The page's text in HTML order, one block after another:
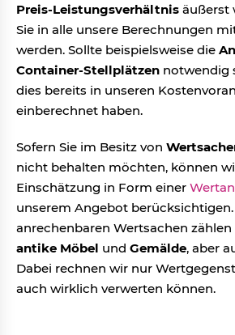
Preis-Leistungsverhältnis äußerst
Sie in alle unsere Berechnungen
werden. Sollte beispielsweise die
Container-Stellplätzen notwendig
dies bereits in unseren
einberechnet haben.
Sofern Sie im Besitz von
nicht behalten möchten, können
Einschätzung in Form einer
unserem Angebot
anrechenbaren Wertsachen
antike Möbel und Gemälde, aber
Dabei rechnen wir nur
auch wirklich verwerten können.